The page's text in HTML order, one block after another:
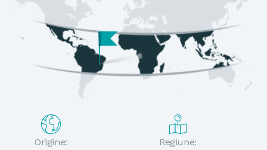
Mai multe
Origine:
Regiune: